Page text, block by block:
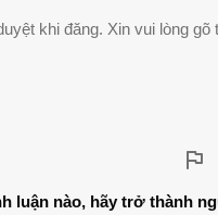
khi đăng. Xin vui lòng gõ
luận nào, hãy trở thành